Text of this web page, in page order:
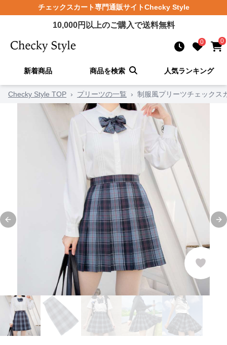
チェックスカート専門通販サイトChecky Style
10,000円以上のご購入で送料無料
0 0
新着商品 商品を検索 人気ランキング
Checky Style TOP › プリーツの一覧 › 制服風プリーツチェックス
Previous slide